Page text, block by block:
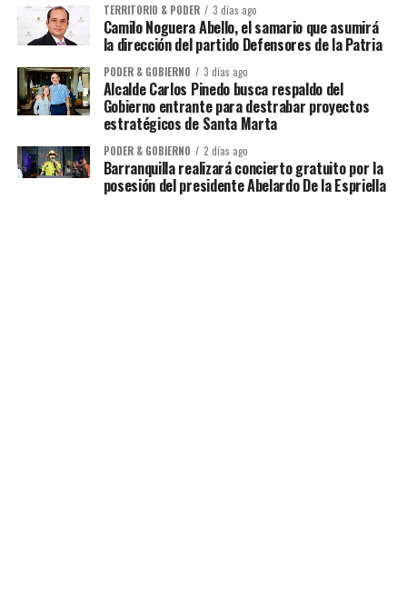
TERRITORIO & PODER 3 días ago
Camilo Noguera Abello, el samario que asumirá
la dirección del partido Defensores de la Patria
PODER & GOBIERNO 3 días ago
Alcalde Carlos Pinedo busca respaldo del
Gobierno entrante para destrabar proyectos
estratégicos de Santa Marta
PODER & GOBIERNO 2 días ago
Barranquilla realizará concierto gratuito por la
posesión del presidente Abelardo De la Espriella